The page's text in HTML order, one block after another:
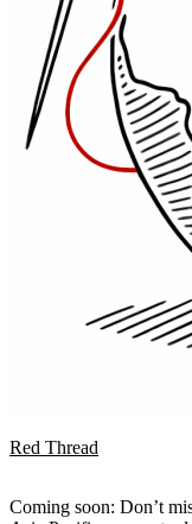
Red Thread
Coming soon: Don’t